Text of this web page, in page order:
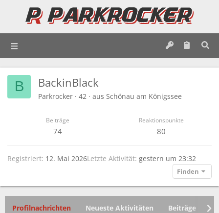
B BackinBlack
Parkrocker · 42 · aus Schönau am Königssee
Beiträge
74
Reaktionspunkte
80
Registriert 12. Mai 2026Letzte Aktivität gestern um 23:32
Finden
Profilnachrichten Neueste Aktivitäten Beiträge